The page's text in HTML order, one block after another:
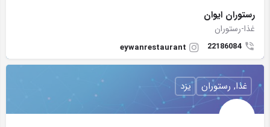
رستوران ايوان
غذا-رستوران
22186084
eywanrestaurant
غذا, رستوران یزد